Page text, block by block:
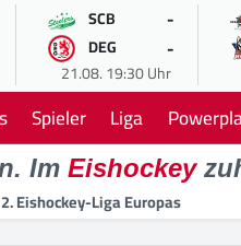
SCB -
DEG -
21.08. 19:30 Uhr
Spieler Liga
Im Eishockey
Eishockey-Liga Europas